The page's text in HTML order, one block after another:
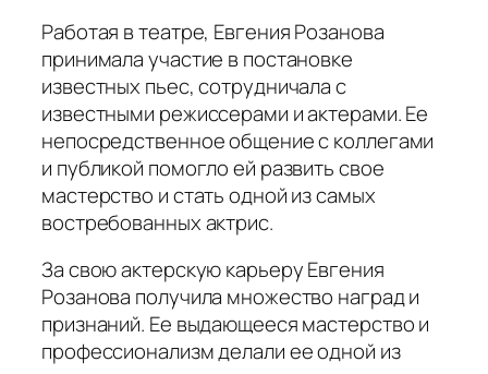
Работая в театре, Евгения Розанова
принимала участие в постановке
известных пьес, сотрудничала с
известными режиссерами и актерами. Ее
непосредственное общение с коллегами
и публикой помогло ей развить свое
мастерство и стать одной из самых
востребованных актрис.
За свою актерскую карьеру Евгения
Розанова получила множество наград и
признаний. Ее выдающееся мастерство и
профессионализм делали ее одной из